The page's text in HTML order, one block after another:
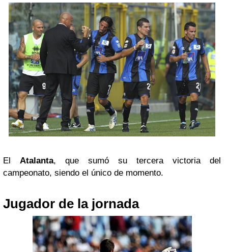
El Atalanta, que sumó su tercera victoria del
campeonato, siendo el único de momento.
Jugador de la jornada